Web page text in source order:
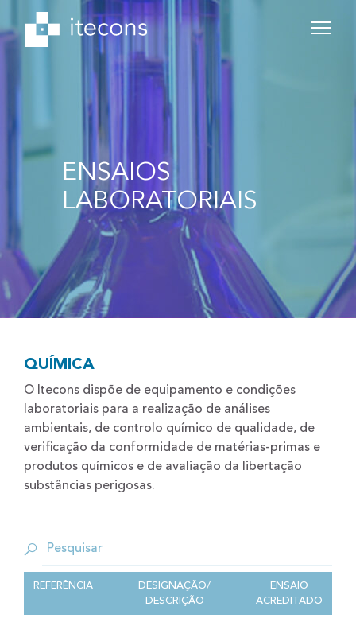
ENSAIOS
LABORATORIAIS
QUÍMICA
O Itecons dispõe de equipamento e condições
laboratoriais para a realização de análises
ambientais, de controlo químico de qualidade, de
verificação da conformidade de matérias-primas e
produtos químicos e de avaliação da libertação
substâncias perigosas.
REFERÊNCIA
DESIGNAÇÃO/
DESCRIÇÃO
ENSAIO
ACREDITADO